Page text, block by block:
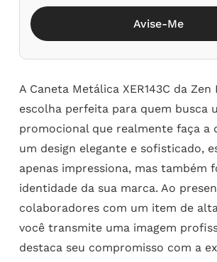
Avise-Me
A Caneta Metálica XER143C da Zen
escolha perfeita para quem busca
promocional que realmente faça a
um design elegante e sofisticado,
apenas impressiona, mas também
identidade da sua marca. Ao
colaboradores com um item de
você transmite uma imagem
destaca seu compromisso com a